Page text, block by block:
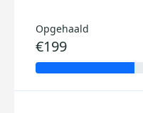
Opgehaald
€199